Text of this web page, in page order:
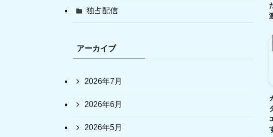
独占配信
アーカイブ
2026年7月
2026年6月
2026年5月